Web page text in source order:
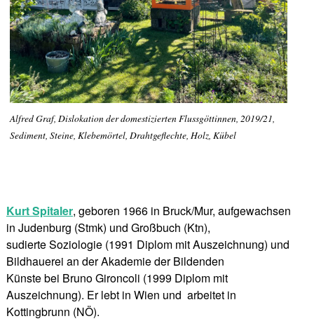
Alfred Graf, Dislokation der domestizierten Flussgöttinnen, 2019/21,
Sediment, Steine, Klebemörtel, Drahtgeflechte, Holz, Kübel
Kurt Spitaler, geboren 1966 in Bruck/Mur, aufgewachsen
in Judenburg (Stmk) und Großbuch (Ktn),
sudierte Soziologie (1991 Diplom mit Auszeichnung) und
Bildhauerei an der Akademie der Bildenden
Künste bei Bruno Gironcoli (1999 Diplom mit
Auszeichnung). Er lebt in Wien und arbeitet in
Kottingbrunn (NÖ).